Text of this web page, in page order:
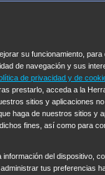
su funcionamiento, para
de navegación y sus
de privacidad y de
prestarlo, acceda a la
sitios y aplicaciones
haga de nuestros sitios y
fines, así como para
del dispositivo,
tus preferencias